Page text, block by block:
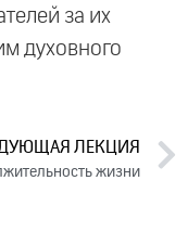
за их
духовного
ЛЕКЦИЯ
жизни